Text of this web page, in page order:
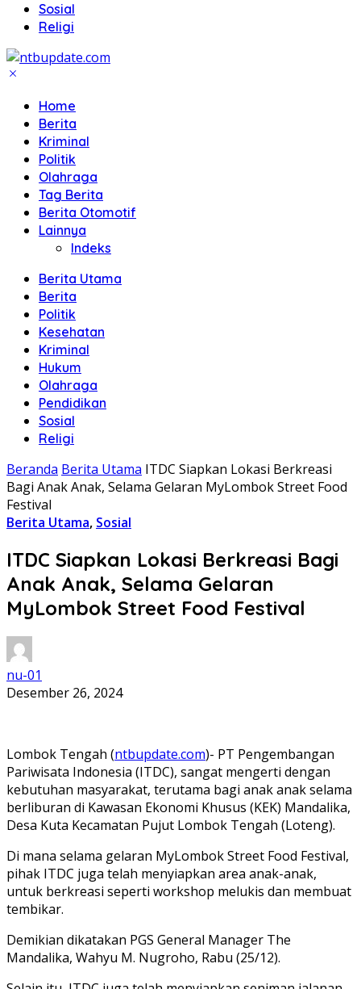
Sosial
Religi
Home
Berita
Kriminal
Politik
Olahraga
Tag Berita
Berita Otomotif
Lainnya
Indeks
Berita Utama
Berita
Politik
Kesehatan
Kriminal
Hukum
Olahraga
Pendidikan
Sosial
Religi
Beranda Berita Utama ITDC Siapkan Lokasi Berkreasi
Bagi Anak Anak, Selama Gelaran MyLombok Street Food
Festival
Berita Utama, Sosial
ITDC Siapkan Lokasi Berkreasi Bagi
Anak Anak, Selama Gelaran
MyLombok Street Food Festival
nu-01
Desember 26, 2024
Lombok Tengah (ntbupdate.com)- PT Pengembangan
Pariwisata Indonesia (ITDC), sangat mengerti dengan
kebutuhan masyarakat, terutama bagi anak anak selama
berliburan di Kawasan Ekonomi Khusus (KEK) Mandalika,
Desa Kuta Kecamatan Pujut Lombok Tengah (Loteng).
Di mana selama gelaran MyLombok Street Food Festival,
pihak ITDC juga telah menyiapkan area anak-anak,
untuk berkreasi seperti workshop melukis dan membuat
tembikar.
Demikian dikatakan PGS General Manager The
Mandalika, Wahyu M. Nugroho, Rabu (25/12).